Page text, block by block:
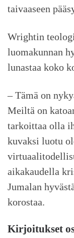
taivaaseen
Wrightin
luomakunnan
lunastaa koko
– Tämä on
Meiltä on
tarkoittaa olla
kuvaksi luotu
aikakaudella
Jumalan
korostaa.
Kirjoitukset